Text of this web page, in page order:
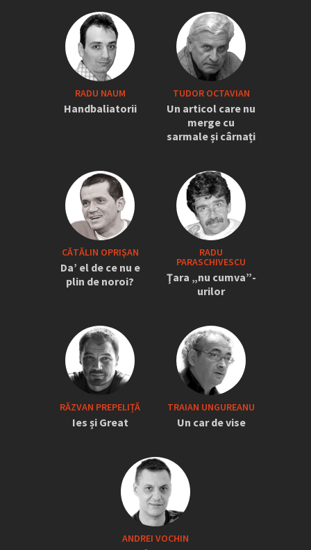
RADU NAUM
Handbaliatorii
TUDOR OCTAVIAN
Un articol care nu
merge cu
sarmale și cârnați
CĂTĂLIN OPRIŞAN
Da’ el de ce nu e
plin de noroi?
RADU
PARASCHIVESCU
Ţara „nu cumva”-
urilor
RĂZVAN PREPELIȚĂ
Ies și Great
TRAIAN UNGUREANU
Un car de vise
ANDREI VOCHIN